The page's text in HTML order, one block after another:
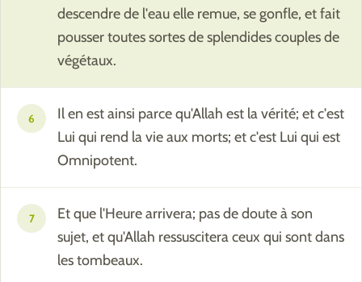
descendre de l'eau elle remue, se gonfle, et fait
pousser toutes sortes de splendides couples de
végétaux.
6
Il en est ainsi parce qu'Allah est la vérité; et c'est
Lui qui rend la vie aux morts; et c'est Lui qui est
Omnipotent.
7
Et que l'Heure arrivera; pas de doute à son
sujet, et qu'Allah ressuscitera ceux qui sont dans
les tombeaux.